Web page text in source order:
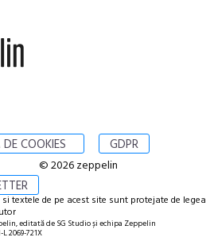
COOKIES GDPR
© 2026 zeppelin
textele de pe acest site sunt protejate de legea
editată de SG Studio și echipa Zeppelin
L 2069-721X